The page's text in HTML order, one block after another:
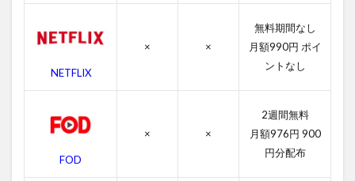
ーラ
の感
4.2
ンド
ャス
NETFLIX
× ×
無料期間なし
月額990円 ポイ
ントなし
FOD
× ×
2週間無料
月額976円 900
円分配布